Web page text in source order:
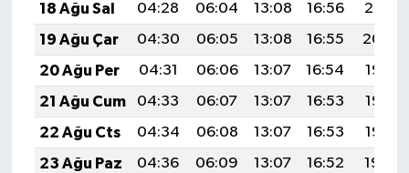
18 Ağu Sal
04:28 06:04 13:08 16:56
20:01
19 Ağu Çar
04:30 06:05 13:08 16:55
20:00
20 Ağu Per
04:31 06:06 13:07 16:54
19:58
21 Ağu Cum
04:33 06:07 13:07 16:53
19:57
22 Ağu Cts
04:34 06:08 13:07 16:53
19:55
23 Ağu Paz
04:36 06:09 13:07 16:52
19:54